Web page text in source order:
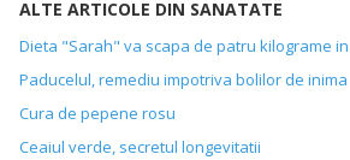
ALTE ARTICOLE DIN SANATATE
Dieta "Sarah" va scapa de patru kilograme in
Paducelul, remediu impotriva bolilor de inima
Cura de pepene rosu
Ceaiul verde, secretul longevitatii